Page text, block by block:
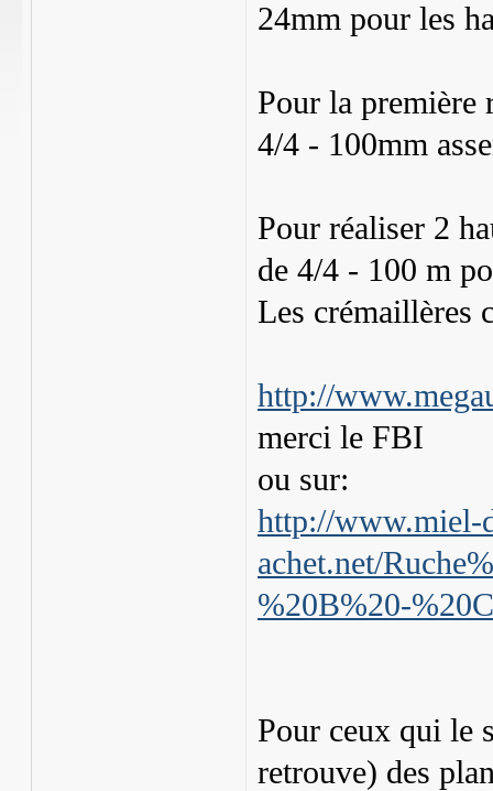
24mm pour les
Pour la première
4/4 - 100mm
Pour réaliser 2
de 4/4 - 100 m
Les crémaillères
http://
merci le FBI
ou sur:
http://www.miel-
achet.net/
%20B%20-
Pour ceux qui le
retrouve) des